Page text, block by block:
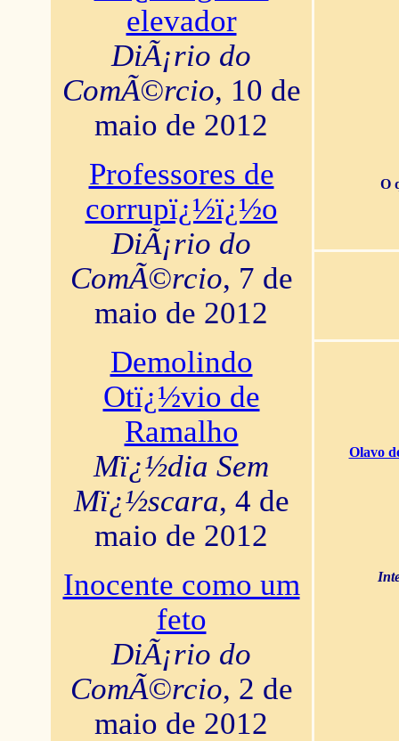
elevador
DiÃ¡rio do
ComÃ©rcio, 10 de
maio de 2012
Professores de
corrupï¿½ï¿½o
DiÃ¡rio do
ComÃ©rcio, 7 de
maio de 2012
Demolindo
Otï¿½vio de
Ramalho
Mï¿½dia Sem
Mï¿½scara, 4 de
maio de 2012
Inocente como um
feto
DiÃ¡rio do
ComÃ©rcio, 2 de
maio de 2012
O
Olavo